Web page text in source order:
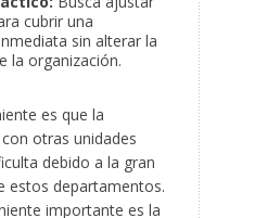
cubrir una
sin alterar la
la organización.
es que la
otras unidades
debido a la gran
estos departamentos.
importante es la